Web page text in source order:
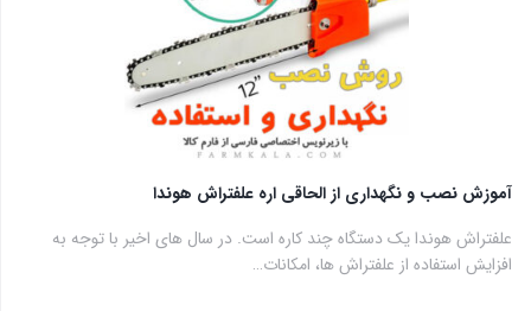
آموزش نصب و نگهداری از الحاقی اره علفتراش هوندا
علفتراش هوندا یک دستگاه چند کاره است. در سال های اخیر با توجه به
افزایش استفاده از علفتراش ها، امکانات…